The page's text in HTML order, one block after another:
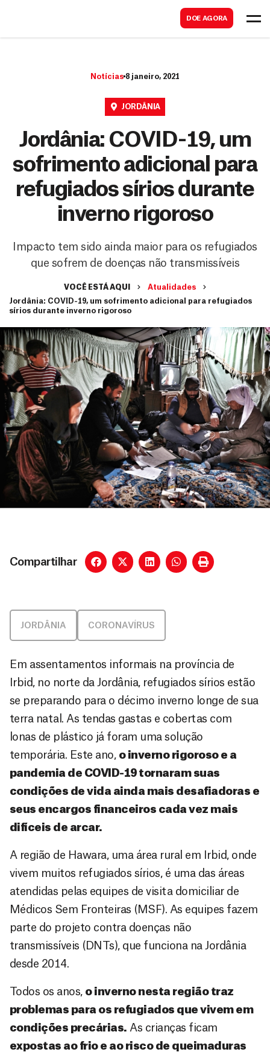
DOE AGORA
Notícias 8 janeiro, 2021
JORDÂNIA
Jordânia: COVID-19, um
sofrimento adicional para
refugiados sírios durante
inverno rigoroso
Impacto tem sido ainda maior para os refugiados
que sofrem de doenças não transmissíveis
VOCÊ ESTÁ AQUI
Atualidades
Jordânia: COVID-19, um sofrimento adicional para refugiados
sírios durante inverno rigoroso
Compartilhar
JORDÂNIA CORONAVÍRUS
Em assentamentos informais na província de
Irbid, no norte da Jordânia, refugiados sírios estão
se preparando para o décimo inverno longe de sua
terra natal. As tendas gastas e cobertas com
lonas de plástico já foram uma solução
temporária. Este ano, o inverno rigoroso e a
pandemia de COVID-19 tornaram suas
condições de vida ainda mais desafiadoras e
seus encargos financeiros cada vez mais
difíceis de arcar.
A região de Hawara, uma área rural em Irbid, onde
vivem muitos refugiados sírios, é uma das áreas
atendidas pelas equipes de visita domiciliar de
Médicos Sem Fronteiras (MSF). As equipes fazem
parte do projeto contra doenças não
transmissíveis (DNTs), que funciona na Jordânia
desde 2014.
Todos os anos, o inverno nesta região traz
problemas para os refugiados que vivem em
condições precárias. As crianças ficam
expostas ao frio e ao risco de queimaduras
a
r